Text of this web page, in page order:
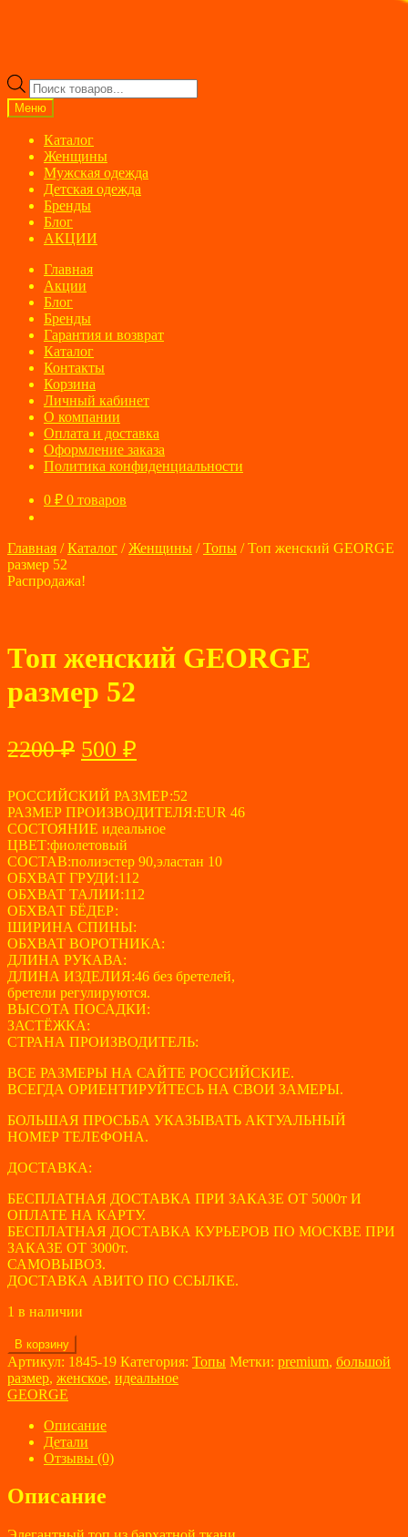
Поиск
товаров
Меню
Каталог
Женщины
Мужская одежда
Детская одежда
Бренды
Блог
АКЦИИ
Главная
Акции
Блог
Бренды
Гарантия и возврат
Каталог
Контакты
Корзина
Личный кабинет
О компании
Оплата и доставка
Оформление заказа
Политика конфиденциальности
0 ₽ 0 товаров
Главная /Каталог /Женщины /Топы /Топ женский GEORGE
размер 52
Распродажа!
Топ женский GEORGE
размер 52
2200₽ Первоначальная
составляла
2200 ₽.
500 ₽
500 ₽.
РОССИЙСКИЙ РАЗМЕР:52
РАЗМЕР ПРОИЗВОДИТЕЛЯ:EUR 46
СОСТОЯНИЕ идеальное
ЦВЕТ:фиолетовый
СОСТАВ:полиэстер 90,эластан 10
ОБХВАТ ГРУДИ:112
ОБХВАТ ТАЛИИ:112
ОБХВАТ БЁДЕР:
ШИРИНА СПИНЫ:
ОБХВАТ ВОРОТНИКА:
ДЛИНА РУКАВА:
ДЛИНА ИЗДЕЛИЯ:46 без бретелей,
бретели регулируются.
ВЫСОТА ПОСАДКИ:
ЗАСТЁЖКА:
СТРАНА ПРОИЗВОДИТЕЛЬ:
ВСЕ РАЗМЕРЫ НА САЙТЕ РОССИЙСКИЕ.
ВСЕГДА ОРИЕНТИРУЙТЕСЬ НА СВОИ ЗАМЕРЫ.
БОЛЬШАЯ ПРОСЬБА УКАЗЫВАТЬ АКТУАЛЬНЫЙ
НОМЕР ТЕЛЕФОНА.
ДОСТАВКА:
БЕСПЛАТНАЯ ДОСТАВКА ПРИ ЗАКАЗЕ ОТ 5000т И
ОПЛАТЕ НА КАРТУ.
БЕСПЛАТНАЯ ДОСТАВКА КУРЬЕРОВ ПО МОСКВЕ ПРИ
ЗАКАЗЕ ОТ 3000т.
САМОВЫВОЗ.
ДОСТАВКА АВИТО ПО ССЫЛКЕ.
1 в наличии
Количество
товара
Топ
женский
размер
В корзину
Артикул: 1845-19 Категория: Топы Метки: premium, большой
размер, женское, идеальное
GEORGE
Описание
Детали
Отзывы (0)
Описание